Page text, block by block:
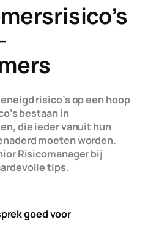
risico’s op een hoop
bestaan in
die ieder vanuit hun
moeten worden.
Risicomanager bij
tips.
goed voor